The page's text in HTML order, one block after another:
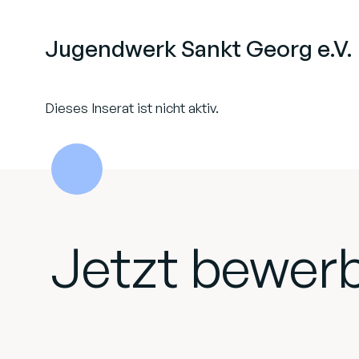
Jugendwerk Sankt Georg e.V.
Dieses Inserat ist nicht aktiv.
Jetzt